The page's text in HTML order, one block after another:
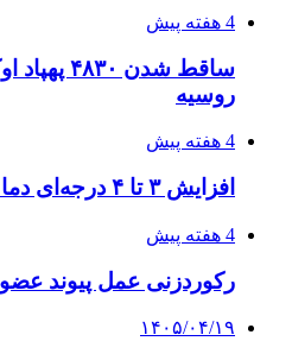
4 هفته پیش
ساقط شدن
روسیه
4 هفته پیش
افزایش ۳ تا ۴ درجه‌ای دما در ایلام تا اواخر هفته
4 هفته پیش
رکوردزنی عمل پیوند
۱۴۰۵/۰۴/۱۹